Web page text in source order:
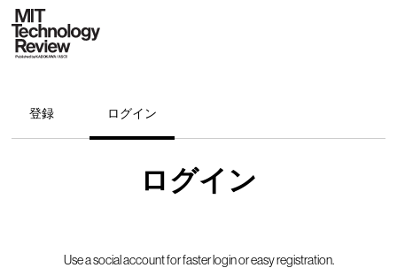
登録 ログイン
ログイン
Use a social account for faster login or easy registration.